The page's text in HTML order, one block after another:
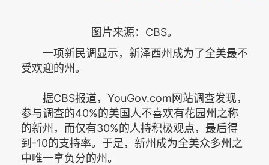
图片来源：CBS。
一项新民调显示，新泽西州成为了全美最不
受欢迎的州。
据CBS报道，YouGov.com网站调查发现，
参与调查的40%的美国人不喜欢有花园州之称
的新州，而仅有30%的人持积极观点，最后得
到-10的支持率。于是，新州成为全美众多州之
中唯一拿负分的州。